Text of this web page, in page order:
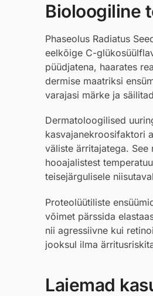
Bioloogiline
Phaseolus Radiatus
eelkõige C-
püüdjatena, haarates
dermise maatriksi
varajasi märke ja
Dermatoloogilised
kasvajanekroosifaktori
väliste ärritajatega.
hooajalistest
teisejärgulisele
Proteolüütiliste
võimet pärssida
nii agressiivne kui
jooksul ilma
Laiemad